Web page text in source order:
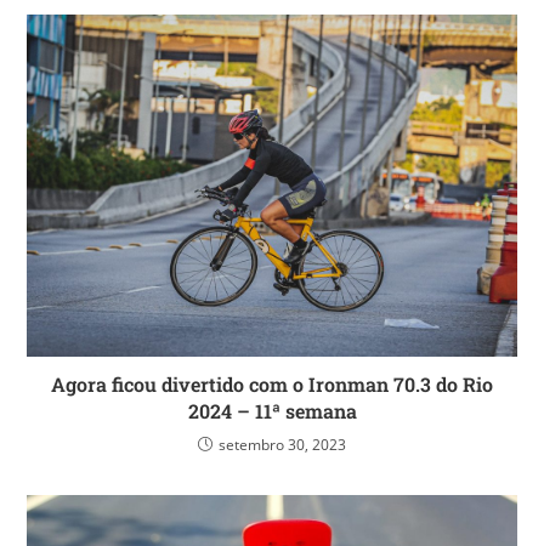
Agora ficou divertido com o Ironman 70.3 do Rio
2024 – 11ª semana
setembro 30, 2023